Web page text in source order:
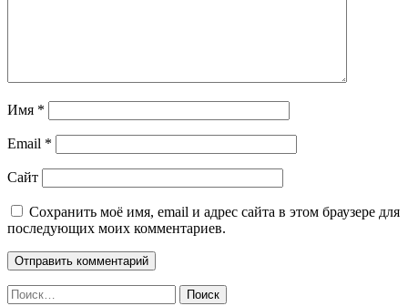
Имя *
Email *
Сайт
Сохранить моё имя, email и адрес сайта в этом браузере для
последующих моих комментариев.
Найти: